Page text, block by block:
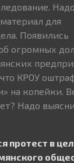
Надо
для
Появились
огромных
КРОУ
на копейки.
Надо
протест в